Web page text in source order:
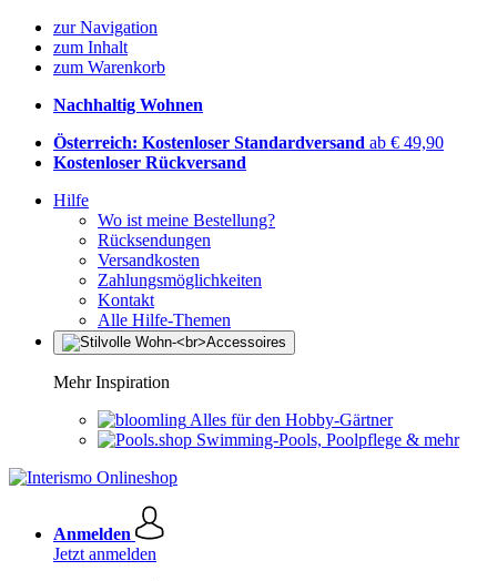
zur Navigation
zum Inhalt
zum Warenkorb
Nachhaltig Wohnen
Österreich: Kostenloser Standardversand ab € 49,90
Kostenloser Rückversand
Hilfe
Wo ist meine Bestellung?
Rücksendungen
Versandkosten
Zahlungsmöglichkeiten
Kontakt
Alle Hilfe-Themen
Mehr Inspiration
Alles für den Hobby-Gärtner
Swimming-Pools, Poolpflege & mehr
Anmelden
Jetzt anmelden